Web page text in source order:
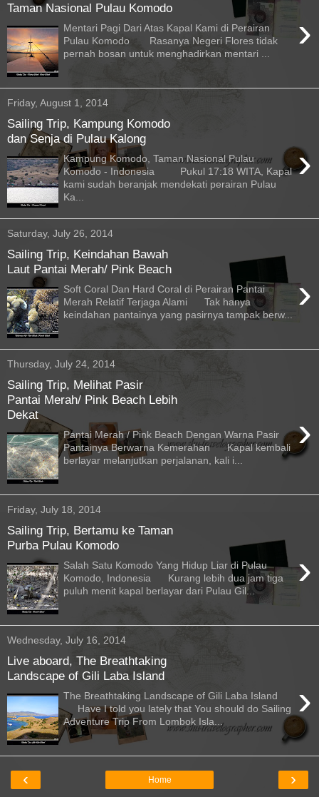
Taman Nasional Pulau Komodo
›
Mentari Pagi Dari Atas Kapal Kami di Perairan
Pulau Komodo Rasanya Negeri Flores tidak
pernah bosan untuk menghadirkan mentari ...
Friday, August 1, 2014
Sailing Trip, Kampung Komodo
dan Senja di Pulau Kalong
›
Kampung Komodo, Taman Nasional Pulau
Komodo - Indonesia Pukul 17:18 WITA, Kapal
kami sudah beranjak mendekati perairan Pulau
Ka...
Saturday, July 26, 2014
Sailing Trip, Keindahan Bawah
Laut Pantai Merah/ Pink Beach
›
Soft Coral Dan Hard Coral di Perairan Pantai
Merah Relatif Terjaga Alami Tak hanya
keindahan pantainya yang pasirnya tampak berw...
Thursday, July 24, 2014
Sailing Trip, Melihat Pasir
Pantai Merah/ Pink Beach Lebih
Dekat
›
Pantai Merah / Pink Beach Dengan Warna Pasir
Pantainya Berwarna Kemerahan Kapal kembali
berlayar melanjutkan perjalanan, kali i...
Friday, July 18, 2014
Sailing Trip, Bertamu ke Taman
Purba Pulau Komodo
›
Salah Satu Komodo Yang Hidup Liar di Pulau
Komodo, Indonesia Kurang lebih dua jam tiga
puluh menit kapal berlayar dari Pulau Gil...
Wednesday, July 16, 2014
Live aboard, The Breathtaking
Landscape of Gili Laba Island
›
The Breathtaking Landscape of Gili Laba Island
Have I told you lately that You should do Sailing
Adventure Trip From Lombok Isla...
‹ ›
Home